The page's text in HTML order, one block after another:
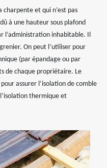
charpente et qui n’est pas
à une hauteur sous plafond
l’administration inhabitable. Il
On peut l’utiliser pour
(par épandage ou par
de chaque propriétaire. Le
assurer l’isolation de comble
thermique et